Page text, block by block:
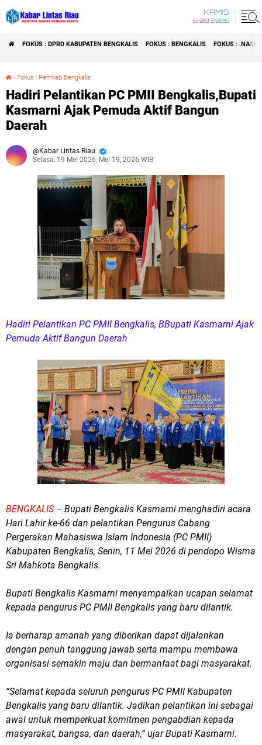
KAMIS
6 08 2026
FOKUS : DPRD KABUPATEN BENGKALIS FOKUS : BENGKALIS FOKUS :
› Fokus : Pemkab Bengkalis
Hadiri Pelantikan PC PMII Bengkalis,Bupati
Kasmarni Ajak Pemuda Aktif Bangun
Daerah
Kabar Lintas Riau
Selasa, 19 Mei 2026, Mei 19, 2026 WIB
Hadiri Pelantikan PC PMII Bengkalis, BBupati Kasmarni Ajak
Pemuda Aktif Bangun Daerah
BENGKALIS– Bupati Bengkalis Kasmarni menghadiri acara
Hari Lahir ke-66 dan pelantikan Pengurus Cabang
Pergerakan Mahasiswa Islam Indonesia (PC PMII)
Kabupaten Bengkalis, Senin, 11 Mei 2026 di pendopo Wisma
Sri Mahkota Bengkalis.
Bupati Bengkalis Kasmarni menyampaikan ucapan selamat
kepada pengurus PC PMII Bengkalis yang baru dilantik.
Ia berharap amanah yang diberikan dapat dijalankan
dengan penuh tanggung jawab serta mampu membawa
organisasi semakin maju dan bermanfaat bagi masyarakat.
“Selamat kepada seluruh pengurus PC PMII Kabupaten
Bengkalis yang baru dilantik. Jadikan pelantikan ini sebagai
awal untuk memperkuat komitmen pengabdian kepada
masyarakat, bangsa, dan daerah,” ujar Bupati Kasmarni.